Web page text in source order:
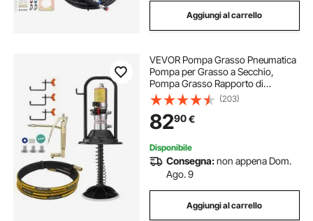
Aggiungi al carrello
VEVOR Pompa Grasso Pneumatica
Pompa per Grasso a Secchio,
Pompa Grasso Rapporto di
Pressione 50:1 con Tubo da 4 Metri
Pistola per Grasso, Kit di Pompa per
Lubrificazione 0,6-0,8 MPa Tappo
Avvolgitubo
(203)
8290€
Disponibile
Consegna:non appena Dom.
Ago. 9
Aggiungi al carrello